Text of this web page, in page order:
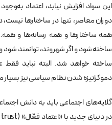
این سواد افزایش نیابد، اعتماد
دوران معاصر،‌ تنها در ساختارها
همه ساختارها و همه رسانه‌ها و
ساخته شود و اگر شهروند، توانمند شود و
ساخته خواهد شد. البته نباید فقط
دموکراتیزه شدن نظام سیاسی نیز
گلایه‌های اجتماعی باید به دانش